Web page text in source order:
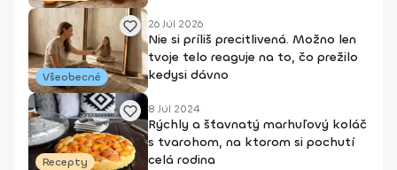
Všeobecné
26 Júl 2026
Nie si príliš precitlivená. Možno len
tvoje telo reaguje na to, čo prežilo
kedysi dávno
Recepty
8 Júl 2024
Rýchly a šťavnatý marhuľový koláč
s tvarohom, na ktorom si pochutí
celá rodina